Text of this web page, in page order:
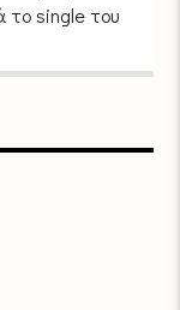
το single του